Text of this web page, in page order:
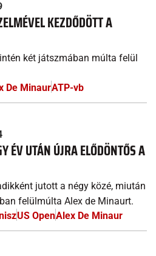
KEZDŐDÖTT A
két játszmában múlta felül
De MinaurATP-vb
ÉV UTÁN ÚJRA ELŐDÖNTŐS A
jutott a négy közé, miután
felülmúlta Alex de Minaurt.
US OpenAlex De Minaur